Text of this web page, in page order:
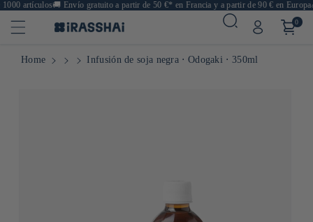
artículos🚚Envío gratuito a partir de 50 €* en Francia y a partir de 90 € en Europa
0
Home Infusión de soja negra ⋅ Odogaki ⋅ 350ml